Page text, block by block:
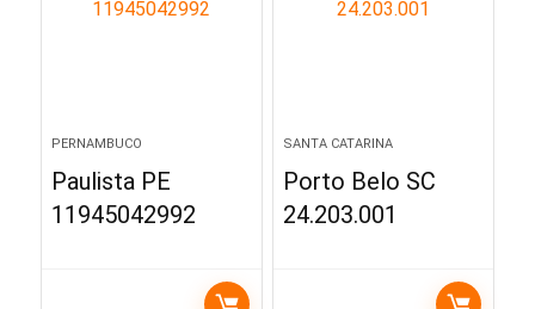
PERNAMBUCO
Paulista PE
11945042992
SANTA CATARINA
Porto Belo SC
24.203.001